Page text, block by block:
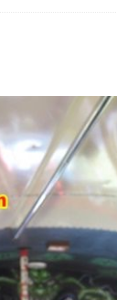
La historia de la
moverse en
Manama. La capital
El barrio más